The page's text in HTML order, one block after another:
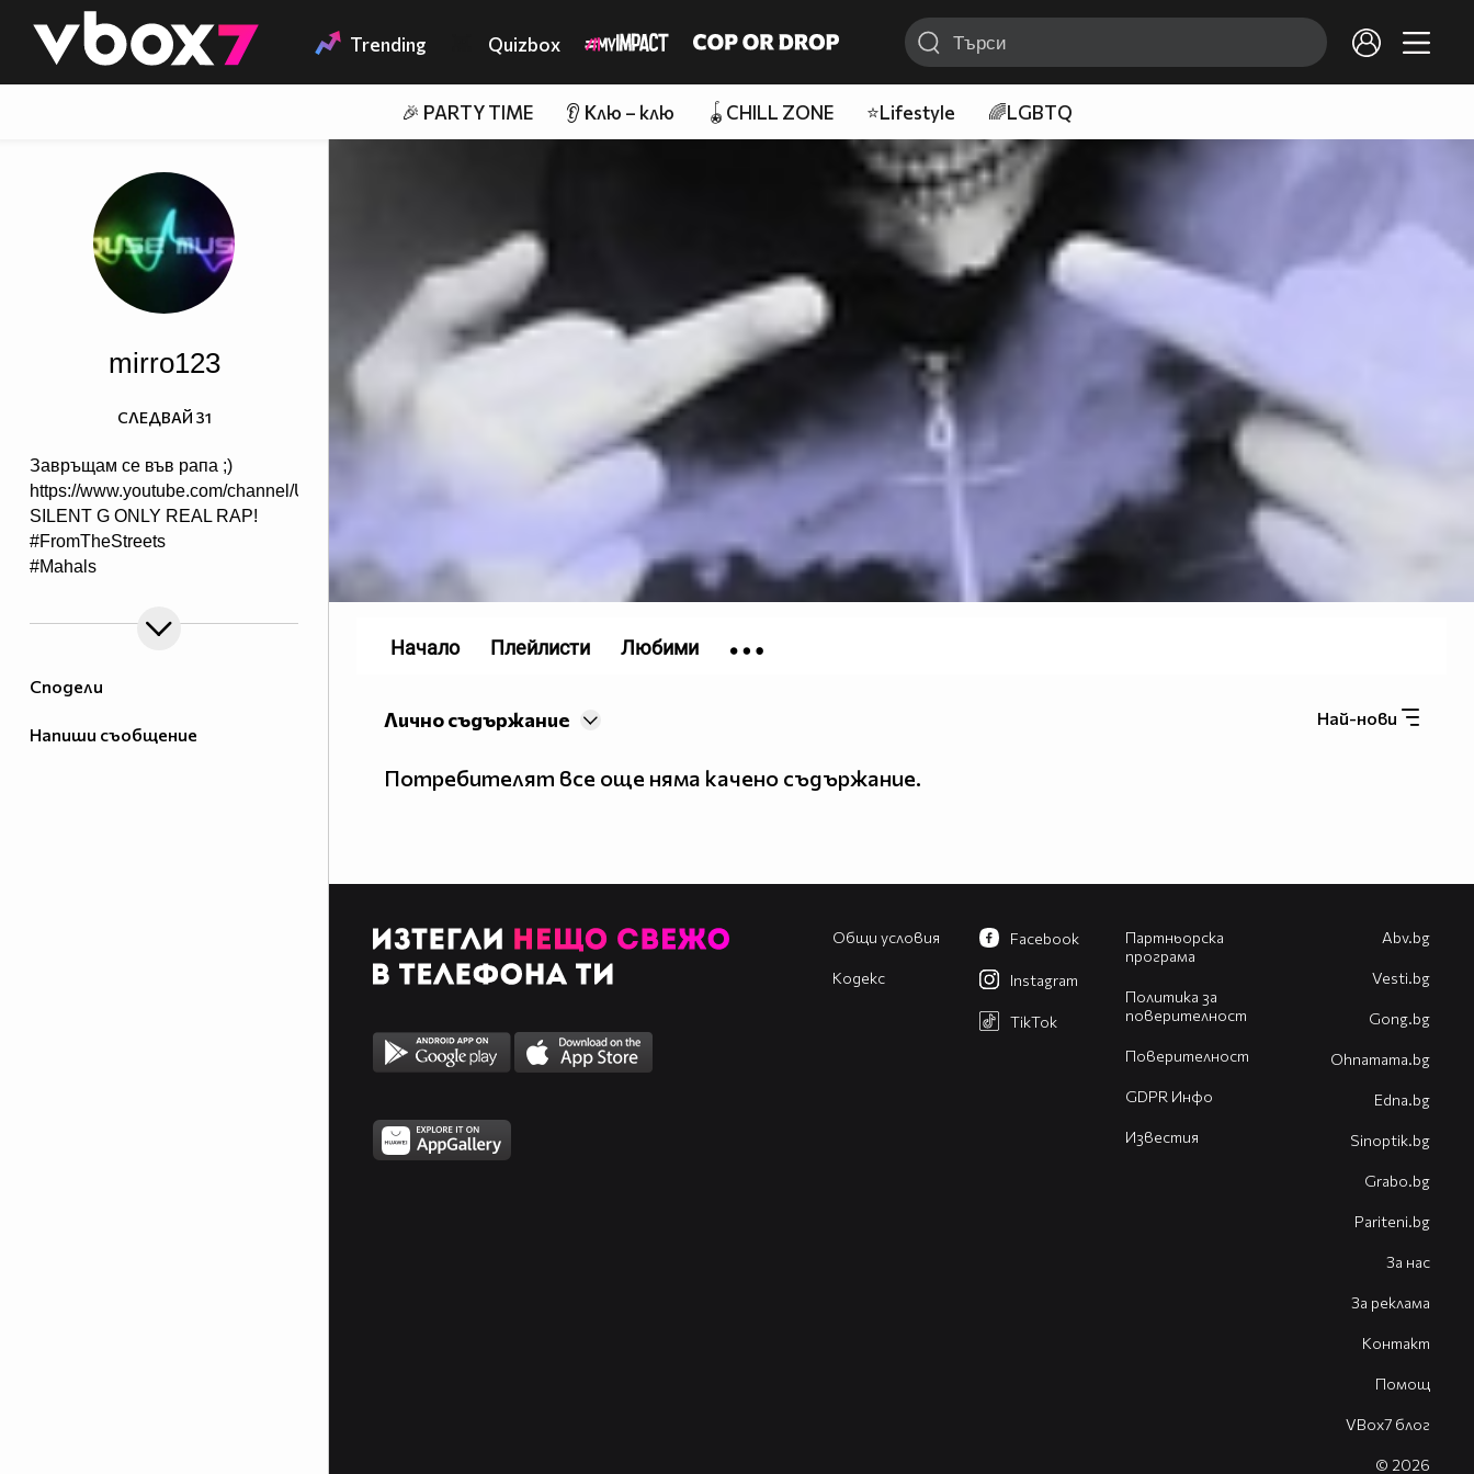
👾 Trending Quizbox
🎉 PARTY TIME 👂 Клю – клю 🪀CHILL ZONE ⭐Lifestyle 🌈LGBTQ
Сподели
Напиши съобщение
mirro123
Завръщам се във рапа ;)
https://www.youtube.com/channel/UCiw4SgZ5QoosPTbsMZNyh6Q
SILENT G ONLY REAL RAP!
#FromTheStreets
#Mahals
СЛЕДВАЙ 31
Най-нови
Лично съдържание
Потребителят все още няма качено съдържание.
Начало Плейлисти Любими
Общи условия
Кодекс
Партньорска
програма
Политика за
поверителност
Поверителност
GDPR Инфо
Известия
Facebook
Instagram
TikTok
Abv.bg
Vesti.bg
Gong.bg
Оhnamama.bg
Edna.bg
Sinoptik.bg
Grabo.bg
Pariteni.bg
За нас
За реклама
Контакт
Помощ
VBox7 блог
© 2026